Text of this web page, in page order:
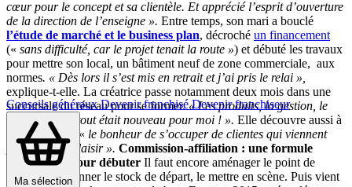
Conseils générauxDevenir franchiséDevenir franchiseur
Ma sélection
cœur pour le concept et sa clientèle. Et apprécié l’esprit d’ouverture
de la direction de l’enseigne ». Entre temps, son mari a bouclé
l’étude de marché et le business plan, décroché un financement
(« sans difficulté, car le projet tenait la route ») et débuté les travaux
pour mettre son local, un bâtiment neuf de zone commerciale, aux
normes. « Dès lors il s’est mis en retrait et j’ai pris le relai »,
explique-t-elle. La créatrice passe notamment deux mois dans une
succursale du réseau pour se former.« Les produits, la gestion, le
management, tout était nouveau pour moi ! ». Elle découvre aussi à
cette occasion « le bonheur de s’occuper de clientes qui viennent
pour se faire plaisir ». Commission-affiliation : une formule
confortable pour débuter Il faut encore aménager le point de
vente, réceptionner le stock de départ, le mettre en scène. Puis vient